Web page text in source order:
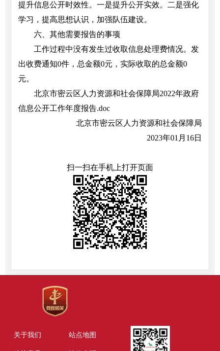
提升信息公开时效性。一是提升公开实效。二是强化
学习，提高思想认识，加强队伍建设。
六、其他需要报告的事项
工作过程中没有发生过收取信息处理费情况。发
出收费通知0件，总金额0元，实际收取的总金额0
元。
北京市密云区人力资源和社会保障局2022年政府
信息公开工作年度报告.doc
北京市密云区人力资源和社会保障局
2023年01月16日
扫一扫在手机上打开页面
关于我们 站点地图